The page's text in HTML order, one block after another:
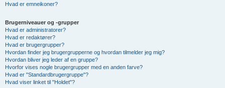
Hvad er emneikoner?
Brugerniveauer og -grupper
Hvad er administratorer?
Hvad er redaktører?
Hvad er brugergrupper?
Hvordan finder jeg brugergrupperne og hvordan tilmelder jeg mig?
Hvordan bliver jeg leder af en gruppe?
Hvorfor vises nogle brugergrupper med en anden farve?
Hvad er "Standardbrugergruppe"?
Hvad viser linket til "Holdet"?